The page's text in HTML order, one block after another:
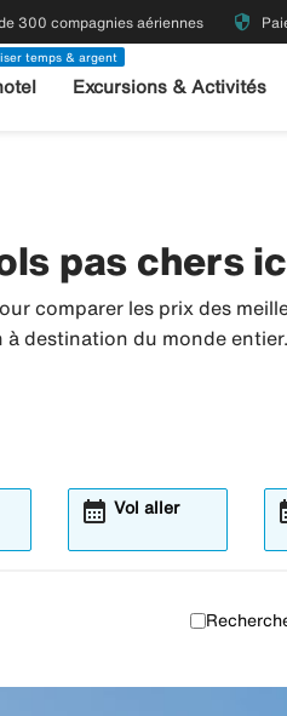
300 compagnies aériennes security
temps & argent
Excursions & Activités
pas chers
comparer les prix des
destination du monde entier.
Vol aller
calendar_month